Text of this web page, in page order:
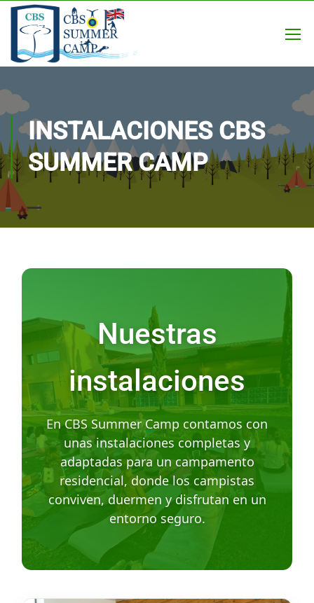
INSTALACIONES CBS
SUMMER CAMP
Nuestras
instalaciones
En CBS Summer Camp contamos con
unas instalaciones completas y
adaptadas para un campamento
residencial, donde los campistas
conviven, duermen y disfrutan en un
entorno seguro.